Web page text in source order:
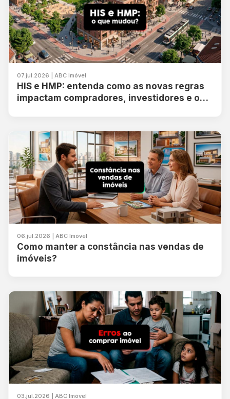
07.jul.2026 | ABC Imóvel
HIS e HMP: entenda como as novas regras
impactam compradores, investidores e o
06.jul.2026 | ABC Imóvel
Como manter a constância nas vendas de
imóveis?
03.jul.2026 | ABC Imóvel